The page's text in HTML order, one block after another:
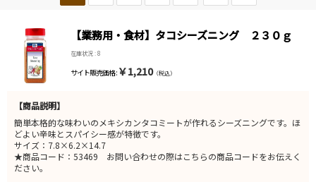
【業務用・食材】タコシーズニング ２３０ｇ
在庫状況 : 8
サイト販売価格 : ￥1,210（税込）
【商品説明】
簡単本格的な味わいのメキシカンタコミートが作れるシーズニングです。ほ
どよい辛味とスパイシー感が特徴です。
サイズ：7.8×6.2×14.7
★商品コード：53469 お問い合わせの際はこちらの商品コードをお伝えく
ださい。